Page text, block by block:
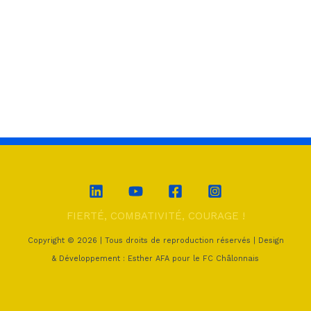
FIERTÉ, COMBATIVITÉ, COURAGE !
Copyright © 2026 | Tous droits de reproduction réservés | Design
& Développement : Esther AFA pour le FC Châlonnais